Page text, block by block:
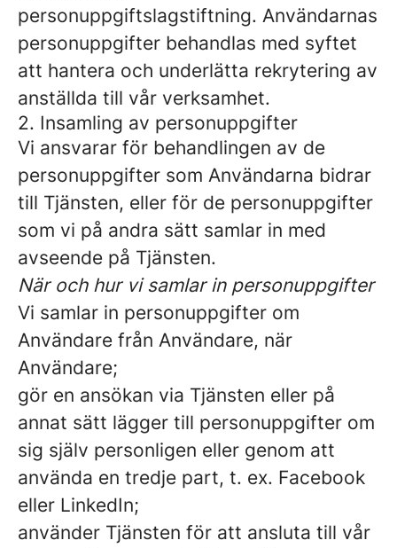
personuppgiftslagstiftning. Användarnas
personuppgifter behandlas med syftet
att hantera och underlätta rekrytering av
anställda till vår verksamhet.
2. Insamling av personuppgifter
Vi ansvarar för behandlingen av de
personuppgifter som Användarna bidrar
till Tjänsten, eller för de personuppgifter
som vi på andra sätt samlar in med
avseende på Tjänsten.
När och hur vi samlar in personuppgifter
Vi samlar in personuppgifter om
Användare från Användare, när
Användare;
gör en ansökan via Tjänsten eller på
annat sätt lägger till personuppgifter om
sig själv personligen eller genom att
använda en tredje part, t. ex. Facebook
eller LinkedIn;
använder Tjänsten för att ansluta till vår